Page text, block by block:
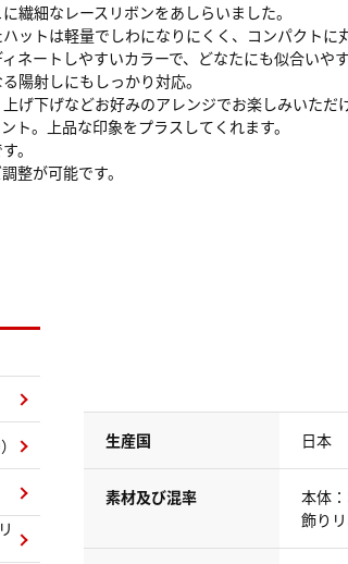
繊細なレースリボンをあしらいました。
ットは軽量でしわになりにくく、コンパクトに
ネートしやすいカラーで、どなたにも似合いや
陽射しにもしっかり対応。
げ下げなどお好みのアレンジでお楽しみいただけ
ト。上品な印象をプラスしてくれます。
。
整が可能です。
生産国 日本
素材及び混率
本体
飾り